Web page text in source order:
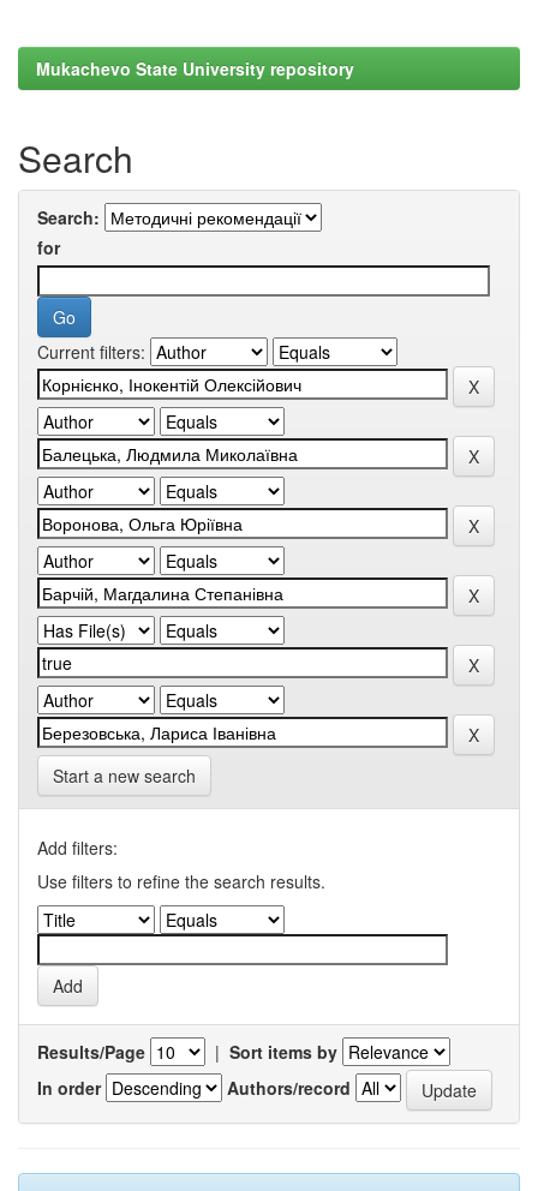
Mukachevo State University repository
Search
Search:
for
Current filters:
Start a new search
Add filters:
Use filters to refine the search results.
Results/Page | Sort items by
In order
Authors/record